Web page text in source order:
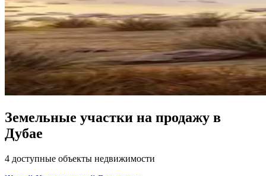
Земельные участки на продажу в
Дубае
4 доступные объекты недвижимости